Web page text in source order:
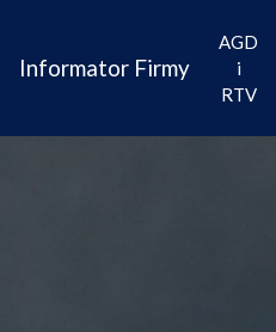
Informator Firmy
AGD
i
RTV